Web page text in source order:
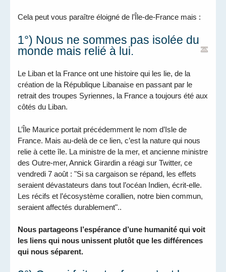
Cela peut vous paraître éloigné de l’Île-de-France mais :
1°) Nous ne sommes pas isolée du
monde mais relié à lui.
Le Liban et la France ont une histoire qui les lie, de la
création de la République Libanaise en passant par le
retrait des troupes Syriennes, la France a toujours été aux
côtés du Liban.
L’Île Maurice portait précédemment le nom d’Isle de
France. Mais au-delà de ce lien, c’est la nature qui nous
relie à cette île. La ministre de la mer, et ancienne ministre
des Outre-mer, Annick Girardin a réagi sur Twitter, ce
vendredi 7 août : "Si sa cargaison se répand, les effets
seraient dévastateurs dans tout l’océan Indien, écrit-elle.
Les récifs et l’écosystème corallien, notre bien commun,
seraient affectés durablement"..
Nous partageons l’espérance d’une humanité qui voit
les liens qui nous unissent plutôt que les différences
qui nous séparent.